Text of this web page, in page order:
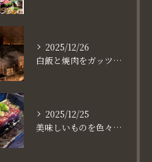
2025/12/26
白飯と焼肉をガッツり食べたいなら
2025/12/25
美味しいものを色々楽しめるのが #お店で焼肉